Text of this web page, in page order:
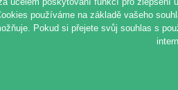
používáme na základě vašeho
Pokud si přejete svůj souhlas s